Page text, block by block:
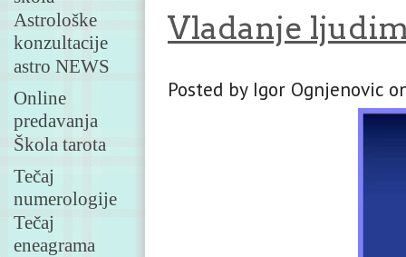
Astrološke
konzultacije
astro NEWS
Online
predavanja
Škola tarota
Tečaj
numerologije
Tečaj
eneagrama
Vladanje
Posted by Igor Ognjenovic